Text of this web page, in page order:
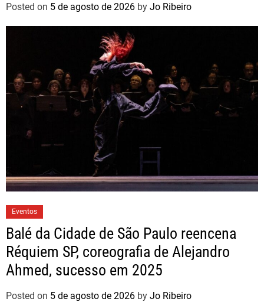
Posted on 5 de agosto de 2026 by Jo Ribeiro
Eventos
Balé da Cidade de São Paulo reencena
Réquiem SP, coreografia de Alejandro
Ahmed, sucesso em 2025
Posted on 5 de agosto de 2026 by Jo Ribeiro